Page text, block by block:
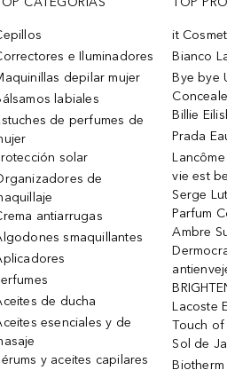
e Iluminadores
depilar mujer
labiales
de perfumes de
solar
de
antiarrugas
smaquillantes
de ducha
esenciales y de
y aceites capilares
it
Bianco
Bye bye
Billie
Prada
vie est
Serge
Parfum
Ambre
Lacoste
Touch
Sol de
Biotherm